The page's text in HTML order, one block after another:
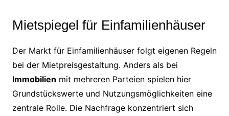
Mietspiegel für Einfamilienhäuser
Der Markt für Einfamilienhäuser folgt eigenen Regeln
bei der Mietpreisgestaltung. Anders als bei
Immobilien mit mehreren Parteien spielen hier
Grundstückswerte und Nutzungsmöglichkeiten eine
zentrale Rolle. Die Nachfrage konzentriert sich